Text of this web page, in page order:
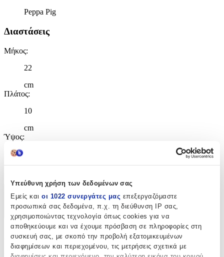
Υπεύθυνη χρήση των δεδομένων σας
Εμείς και οι 1022 συνεργάτες μας επεξεργαζόμαστε
προσωπικά σας δεδομένα, π.χ. τη διεύθυνση IP σας,
χρησιμοποιώντας τεχνολογία όπως cookies για να
αποθηκεύουμε και να έχουμε πρόσβαση σε πληροφορίες στη
συσκευή σας, με σκοπό την προβολή εξατομικευμένων
διαφημίσεων και περιεχομένου, τις μετρήσεις σχετικά με
Peppa Pig
Διαστάσεις
Μήκος:
22
cm
Πλάτος:
10
cm
Ύψος:
Χαρακτηριστικά
Χαρακτηριστικά